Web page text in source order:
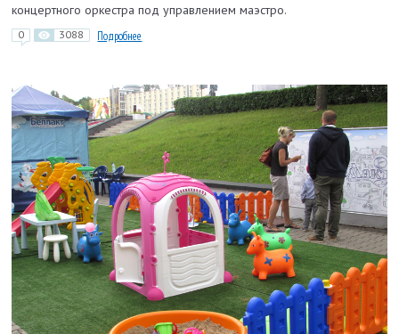
концертного оркестра под управлением маэстро.
0 3088 Подробнее